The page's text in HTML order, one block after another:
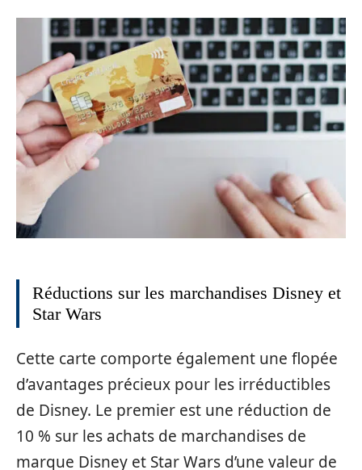
Réductions sur les marchandises Disney et
Star Wars
Cette carte comporte également une flopée
d’avantages précieux pour les irréductibles
de Disney. Le premier est une réduction de
10 % sur les achats de marchandises de
marque Disney et Star Wars d’une valeur de